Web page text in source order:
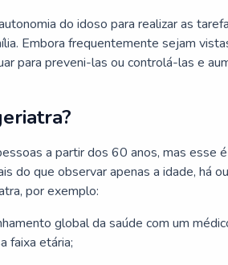
do idoso para realizar as
Embora frequentemente sejam
para preveni-las ou controlá-las e
a partir dos 60 anos, mas esse
do que observar apenas a idade, há
por exemplo:
global da saúde com um
faixa etária;